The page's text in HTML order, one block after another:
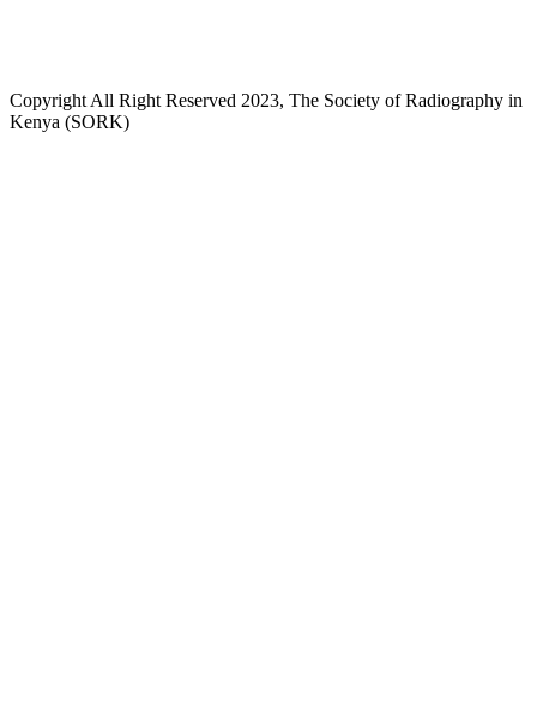
Copyright All Right Reserved 2023, The Society of Radiography in
Kenya (SORK)